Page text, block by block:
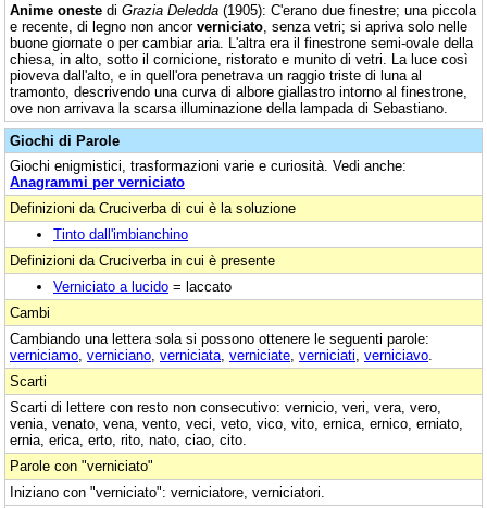
Anime oneste di Grazia Deledda (1905): C'erano due finestre; una piccola
e recente, di legno non ancor verniciato , senza vetri; si apriva solo nelle
buone giornate o per cambiar aria. L'altra era il finestrone semi-ovale della
chiesa, in alto, sotto il cornicione, ristorato e munito di vetri. La luce così
pioveva dall'alto, e in quell'ora penetrava un raggio triste di luna al
tramonto, descrivendo una curva di albore giallastro intorno al finestrone,
ove non arrivava la scarsa illuminazione della lampada di Sebastiano.
Giochi di Parole
Giochi enigmistici, trasformazioni varie e curiosità. Vedi anche:
Anagrammi per verniciato
Definizioni da Cruciverba di cui è la soluzione
Tinto dall'imbianchino
Definizioni da Cruciverba in cui è presente
Verniciato a lucido = laccato
Cambi
Cambiando una lettera sola si possono ottenere le seguenti parole:
verniciamo verniciano verniciata verniciate verniciati verniciavo
Scarti
Scarti di lettere con resto non consecutivo: vernicio, veri, vera, vero,
venia, venato, vena, vento, veci, veto, vico, vito, ernica, ernico, erniato,
ernia, erica, erto, rito, nato, ciao, cito.
Parole con "verniciato"
Iniziano con "verniciato": verniciatore, verniciatori.